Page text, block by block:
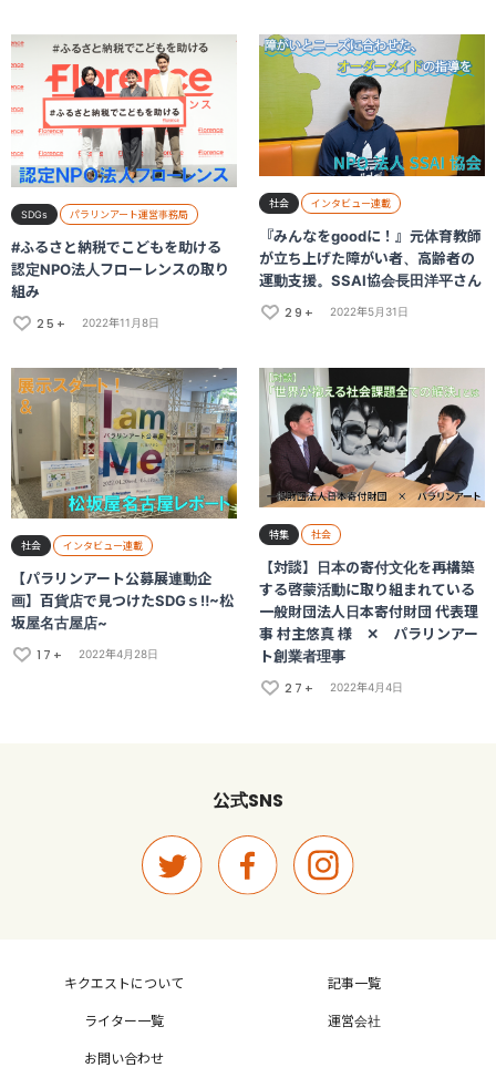
SDGs パラリンアート運営事務局
#ふるさと納税でこどもを助ける
認定NPO法人フローレンスの取り
組み
25+
2022年11月8日
社会 インタビュー連載
『みんなをgoodに！』元体育教師
が立ち上げた障がい者、高齢者の
運動支援。SSAI協会長田洋平さん
29+
2022年5月31日
社会 インタビュー連載
【パラリンアート公募展連動企
画】百貨店で見つけたSDGｓ‼~松
坂屋名古屋店~
17+
2022年4月28日
特集 社会
【対談】日本の寄付文化を再構築
する啓蒙活動に取り組まれている
一般財団法人日本寄付財団 代表理
事 村主悠真 様 ✕ パラリンアー
ト創業者理事
27+
2022年4月4日
公式SNS
キクエストについて 記事一覧
ライター一覧 運営会社
お問い合わせ